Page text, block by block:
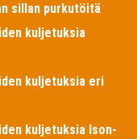
sillan purkutöitä
kuljetuksia
kuljetuksia eri
kuljetuksia Ison-